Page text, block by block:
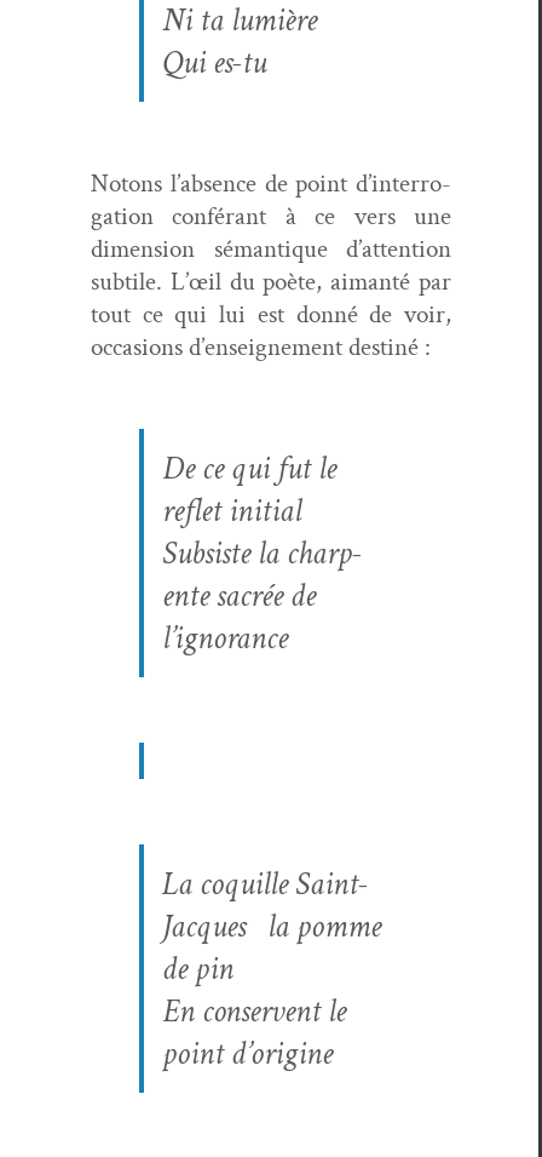
Ni ta lumière
Qui es-tu
Notons l’ab­sence de point d’in­ter­ro­
ga­tion con­férant à ce vers une
dimen­sion séman­tique d’at­ten­tion
sub­tile. L’œil du poète, aiman­té par
tout ce qui lui est don­né de voir,
occa­sions d’en­seigne­ment destiné :
De ce qui fut le
reflet initial
Sub­siste la char­p­
ente sacrée de
l’ignorance
La coquille Saint-
Jacques la pomme
de pin
En con­ser­vent le
point d’origine